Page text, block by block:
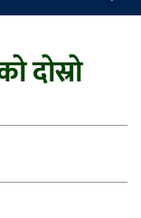
दोस्रो